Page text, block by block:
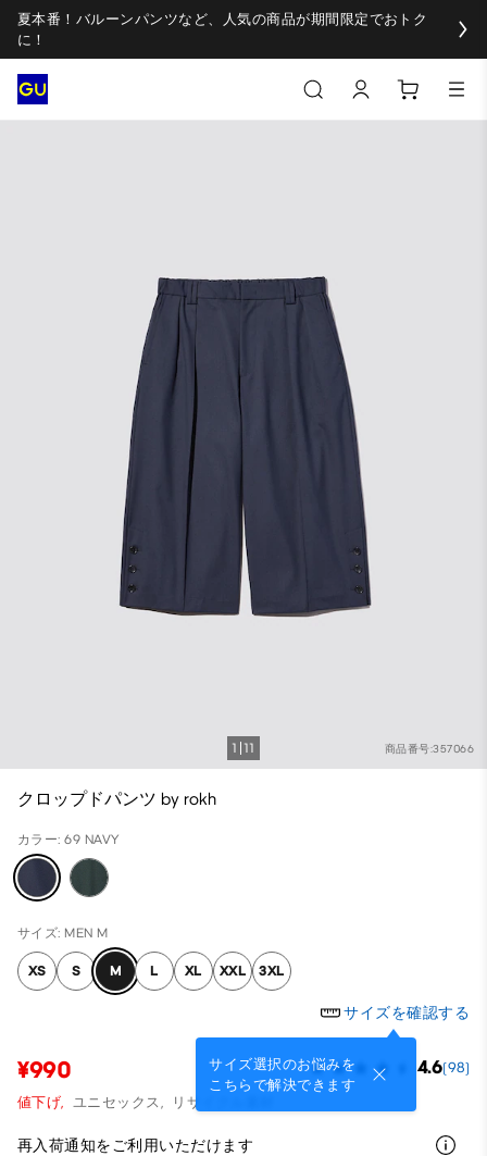
夏本番！バルーンパンツなど、人気の商品が期間限定でおトク
に！
商品番号:357066
1 11
クロップドパンツ by rokh
カラー: 69 NAVY
サイズ: MEN M
XS S M L XL XXL 3XL
サイズを確認する
サイズ選択のお悩みを
こちらで解決できます
¥990 4.6(98)
値下げ, ユニセックス, リサイクル素材
再入荷通知をご利用いただけます